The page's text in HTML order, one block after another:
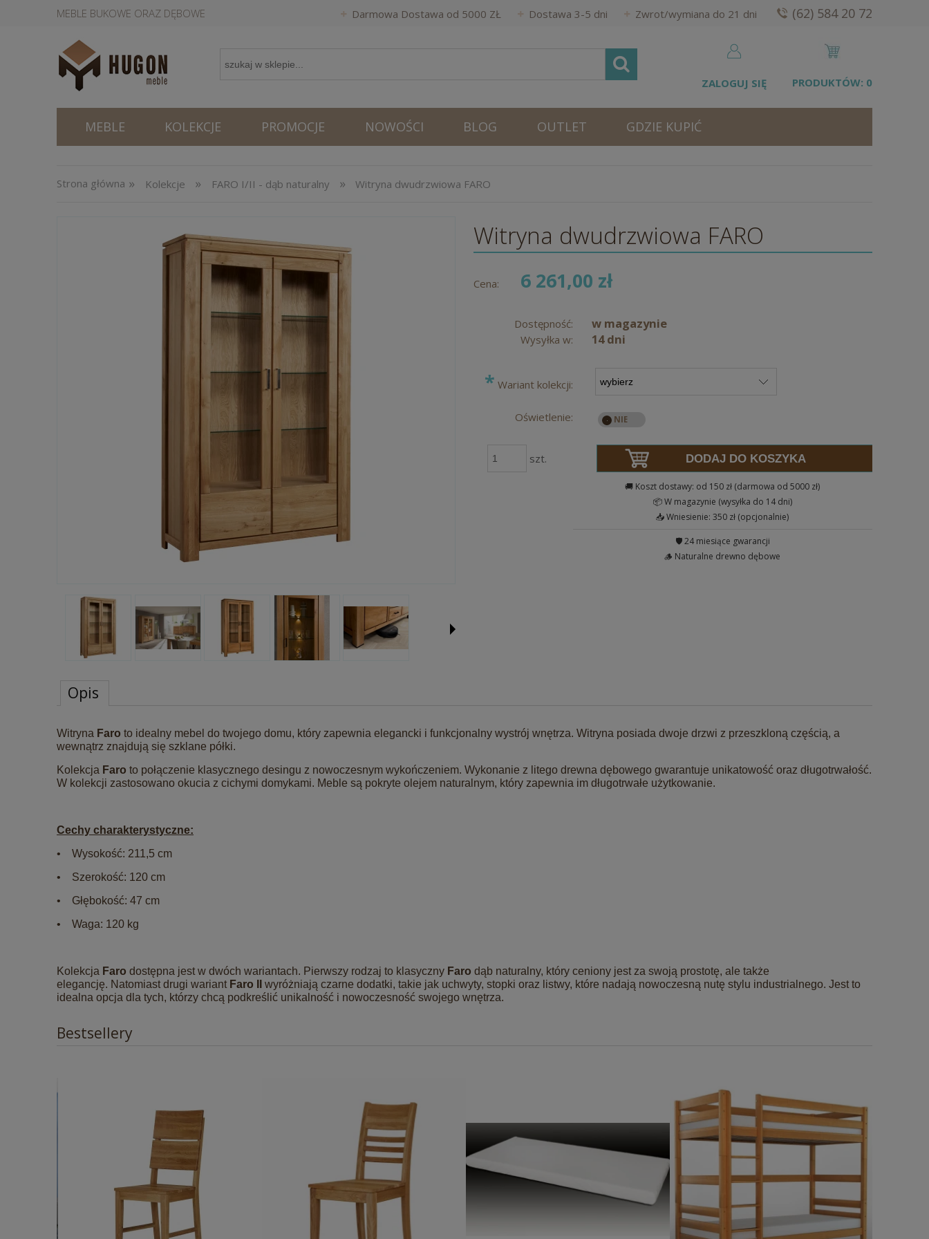
MEBLE BUKOWE ORAZ DĘBOWE Darmowa Dostawa od 5000 ZŁ Dostawa 3-5 dni Zwrot/wymiana do 21 dni (62) 584 20 72
PRODUKTÓW: 0
ZALOGUJ SIĘ
MEBLE KOLEKCJE PROMOCJE NOWOŚCI BLOG OUTLET GDZIE KUPIĆ
Strona główna » Kolekcje » FARO I/II - dąb naturalny » Witryna dwudrzwiowa FARO
Witryna dwudrzwiowa FARO
Cena: 6 261,00 zł
Dostępność: w magazynie
Wysyłka w: 14 dni
* Wariant kolekcji:
Oświetlenie:
szt. DODAJ DO KOSZYKA
🚚 Koszt dostawy: od 150 zł (darmowa od 5000 zł)
📦 W magazynie (wysyłka do 14 dni)
📥 Wniesienie: 350 zł (opcjonalnie)
🛡️ 24 miesiące gwarancji
🪵 Naturalne drewno dębowe
Opis
Witryna Faro to idealny mebel do twojego domu, który zapewnia elegancki i funkcjonalny wystrój wnętrza. Witryna posiada dwoje drzwi z przeszkloną częścią, a
wewnątrz znajdują się szklane półki.
Kolekcja Faro to połączenie klasycznego desingu z nowoczesnym wykończeniem. Wykonanie z litego drewna dębowego gwarantuje unikatowość oraz długotrwałość.
W kolekcji zastosowano okucia z cichymi domykami. Meble są pokryte olejem naturalnym, który zapewnia im długotrwałe użytkowanie.
Cechy charakterystyczne:
• Wysokość: 211,5 cm
• Szerokość: 120 cm
• Głębokość: 47 cm
• Waga: 120 kg
Kolekcja Faro dostępna jest w dwóch wariantach. Pierwszy rodzaj to klasyczny Faro dąb naturalny, który ceniony jest za swoją prostotę, ale także
elegancję. Natomiast drugi wariant Faro II
wyróżniają czarne dodatki, takie jak uchwyty, stopki oraz listwy, które nadają nowoczesną nutę stylu industrialnego. Jest to
idealna opcja dla tych, którzy chcą podkreślić unikalność i nowoczesność swojego wnętrza.
Bestsellery